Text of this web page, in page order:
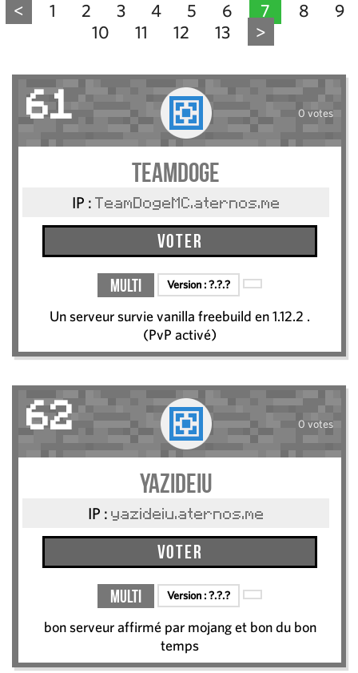
< 1 2 3 4 5 6 7 8
9
10
11 12 13 >
61 0 votes
TeamDoge
IP : TeamDogeMC.aternos.me
Voter
Multi Version :?.?.?
Un serveur survie vanilla freebuild en 1.12.2 .
(PvP activé)
62 0 votes
yazideiu
IP : yazideiu.aternos.me
Voter
Multi Version :?.?.?
bon serveur affirmé par mojang et bon du bon
temps